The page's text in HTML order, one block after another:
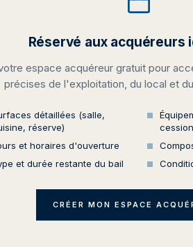
Réservé aux acquéreurs
espace acquéreur gratuit pour
précises de l'exploitation, du local et
détaillées (salle,
réserve)
cession
et horaires d'ouverture
et durée restante du bail
CRÉER MON ESPACE